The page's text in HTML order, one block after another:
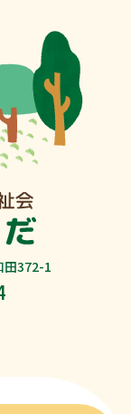
田372-1